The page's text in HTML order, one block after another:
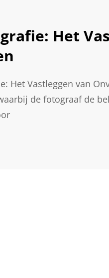
Het
Het Vastleggen van
de fotograaf de